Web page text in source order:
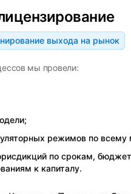
выхода на рынок
мы провели:
режимов по всему
по срокам,
к капиталу.